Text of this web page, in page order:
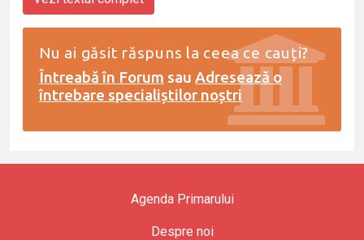
Nu ai găsit răspuns la ceea ce cauți?
Întreabă în Forum sau Adresează o
întrebare specialiștilor noștri
Agenda Primarului
Despre noi